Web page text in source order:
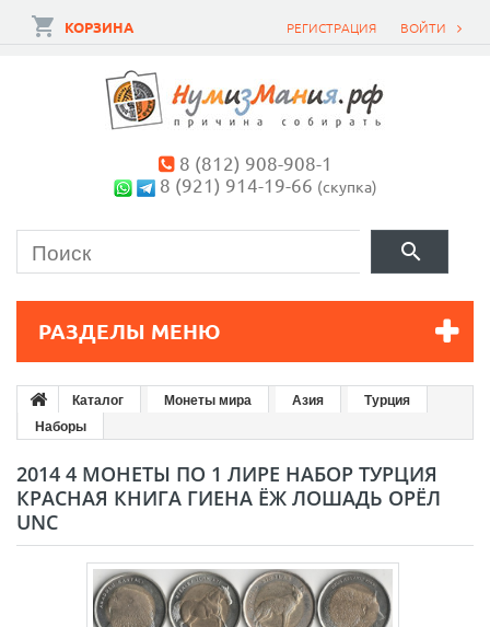
ВОЙТИ
РЕГИСТРАЦИЯ
КОРЗИНА
8 (812) 908-908-1
8 (921) 914-19-66 (скупка)
РАЗДЕЛЫ МЕНЮ
Каталог Монеты мира Азия
Турция
Наборы
2014 4 МОНЕТЫ ПО 1 ЛИРЕ НАБОР ТУРЦИЯ
КРАСНАЯ КНИГА ГИЕНА ЁЖ ЛОШАДЬ ОРЁЛ
UNC